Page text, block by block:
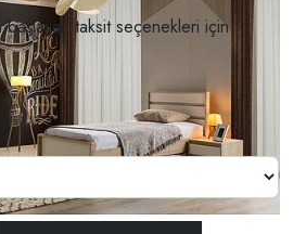
taksit seçenekleri için